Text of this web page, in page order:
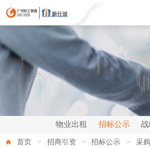
物业出租 招标公示
首页 招商引资 招标公示 采